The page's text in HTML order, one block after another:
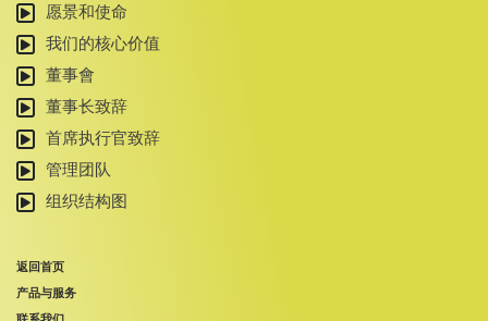
愿景和使命
我们的核心价值
董事會
董事长致辞
首席执行官致辞
管理团队
组织结构图
返回首页
产品与服务